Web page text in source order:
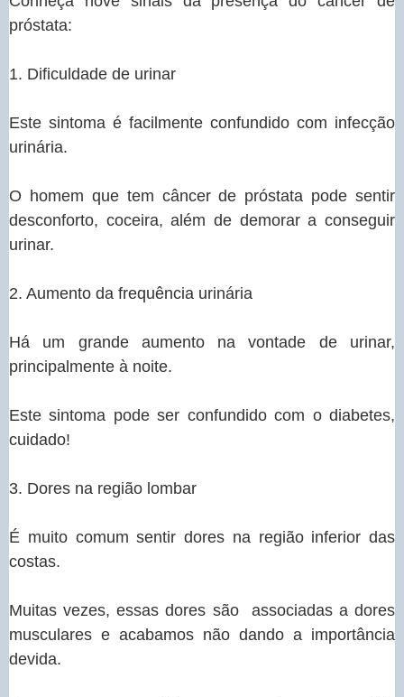
próstata:
1. Dificuldade de urinar
Este sintoma é facilmente confundido com infecção
urinária.
O homem que tem câncer de próstata pode sentir
desconforto, coceira, além de demorar a conseguir
urinar.
2. Aumento da frequência urinária
Há um grande aumento na vontade de urinar,
principalmente à noite.
Este sintoma pode ser confundido com o diabetes,
cuidado!
3. Dores na região lombar
É muito comum sentir dores na região inferior das
costas.
Muitas vezes, essas dores são associadas a dores
musculares e acabamos não dando a importância
devida.